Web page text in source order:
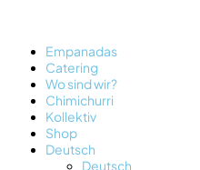
Empanadas
Catering
Wo sind wir?
Chimichurri
Kollektiv
Shop
Deutsch
Deutsch